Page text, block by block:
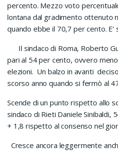
percento. Mezzo voto
lontana dal gradimento ottenuto
quando ebbe il 70,7 per cento. E’
Il sindaco di Roma, Roberto
pari al 54 per cento, ovvero
elezioni. Un balzo in avanti
scorso anno quando si fermò al
Scende di un punto rispetto allo
sindaco di Rieti Daniele Sinibaldi,
+ 1,8 rispetto al consenso nel
Cresce ancora leggermente